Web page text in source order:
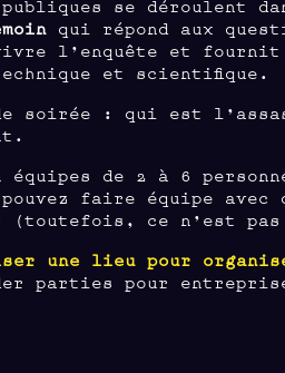
se déroulent
qui répond aux
l’enquête et fournit
et scientifique.
soirée : qui est
équipes de 2 à 6
faire équipe avec
(toutefois, ce n’est
une lieu pour
parties pour